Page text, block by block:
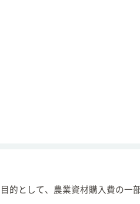
として、農業資材購入費の一部